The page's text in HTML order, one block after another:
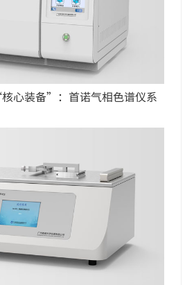
心装备”：首诺气相色谱仪系